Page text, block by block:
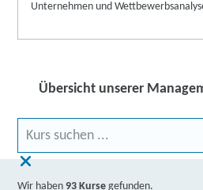
Unternehmen und
Übersicht unserer
Wir haben93 Kurse gefunden.